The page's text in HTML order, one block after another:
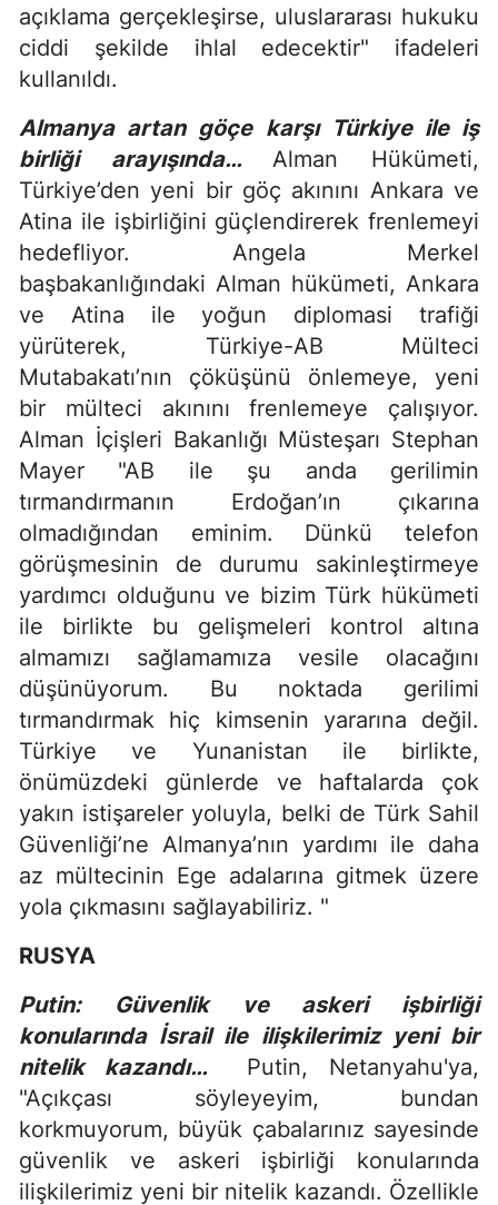
açıklama gerçekleşirse, uluslararası hukuku
ciddi şekilde ihlal edecektir" ifadeleri
kullanıldı.
Almanya artan göçe karşı Türkiye ile iş
birliği arayışında… Alman Hükümeti,
Türkiye’den yeni bir göç akınını Ankara ve
Atina ile işbirliğini güçlendirerek frenlemeyi
hedefliyor. Angela Merkel
başbakanlığındaki Alman hükümeti, Ankara
ve Atina ile yoğun diplomasi trafiği
yürüterek, Türkiye-AB Mülteci
Mutabakatı’nın çöküşünü önlemeye, yeni
bir mülteci akınını frenlemeye çalışıyor.
Alman İçişleri Bakanlığı Müsteşarı Stephan
Mayer "AB ile şu anda gerilimin
tırmandırmanın Erdoğan’ın çıkarına
olmadığından eminim. Dünkü telefon
görüşmesinin de durumu sakinleştirmeye
yardımcı olduğunu ve bizim Türk hükümeti
ile birlikte bu gelişmeleri kontrol altına
almamızı sağlamamıza vesile olacağını
düşünüyorum. Bu noktada gerilimi
tırmandırmak hiç kimsenin yararına değil.
Türkiye ve Yunanistan ile birlikte,
önümüzdeki günlerde ve haftalarda çok
yakın istişareler yoluyla, belki de Türk Sahil
Güvenliği’ne Almanya’nın yardımı ile daha
az mültecinin Ege adalarına gitmek üzere
yola çıkmasını sağlayabiliriz. "
RUSYA
Putin: Güvenlik ve askeri işbirliği
konularında İsrail ile ilişkilerimiz yeni bir
nitelik kazandı… Putin, Netanyahu'ya,
"Açıkçası söyleyeyim, bundan
korkmuyorum, büyük çabalarınız sayesinde
güvenlik ve askeri işbirliği konularında
ilişkilerimiz yeni bir nitelik kazandı. Özellikle